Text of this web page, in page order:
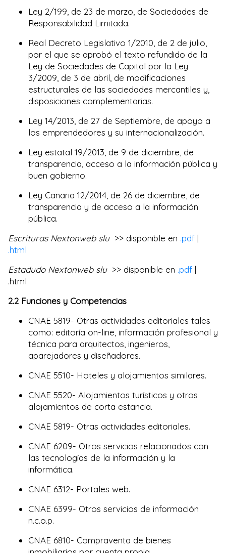
Ley 2/199, de 23 de marzo, de Sociedades de
Responsabilidad Limitada.
Real Decreto Legislativo 1/2010, de 2 de julio,
por el que se aprobó el texto refundido de la
Ley de Sociedades de Capital por la Ley
3/2009, de 3 de abril, de modificaciones
estructurales de las sociedades mercantiles y,
disposiciones complementarias.
Ley 14/2013, de 27 de Septiembre, de apoyo a
los emprendedores y su internacionalización.
Ley estatal 19/2013, de 9 de diciembre, de
transparencia, acceso a la información pública y
buen gobierno.
Ley Canaria 12/2014, de 26 de diciembre, de
transparencia y de acceso a la información
pública.
Escrituras Nextonweb slu>> disponible en .pdf |
.html
Estadudo Nextonweb slu>> disponible en .pdf |
.html
2.2 Funciones y Competencias
CNAE 5819- Otras actividades editoriales tales
como: editoría on-line, información profesional y
técnica para arquitectos, ingenieros,
aparejadores y diseñadores.
CNAE 5510- Hoteles y alojamientos similares.
CNAE 5520- Alojamientos turísticos y otros
alojamientos de corta estancia.
CNAE 5819- Otras actividades editoriales.
CNAE 6209- Otros servicios relacionados con
las tecnologías de la información y la
informática.
CNAE 6312- Portales web.
CNAE 6399- Otros servicios de información
n.c.o.p.
CNAE 6810- Compraventa de bienes